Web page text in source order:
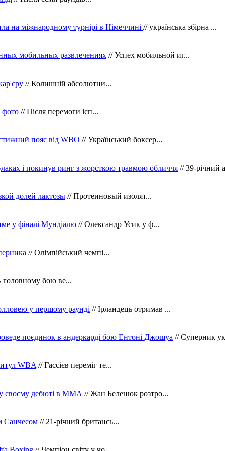
на міжнародному турнірі в Німеччині // українська збірна ...
мобильных развлечениях // Успех мобильной иг...
// Колишній абсолютни...
фото // Після перемоги ісп...
пояс від WBO // Український боксер...
і покинув ринг з жорсткою травмою обличчя // 39-річний
долей лактозы // Протеиновый изолят...
у фіналі Мундіалю // Олександр Усик у ф...
// Олімпійський чемпі...
бою ве...
у першому раунді // Ірландець отримав ...
поєдинок в андеркарді бою Ентоні Джошуа // Суперник
WBA // Гассієв переміг те...
своєму дебюті в ММА // Жан Беленюк розтро...
Санчесом // 21-річний британсь...